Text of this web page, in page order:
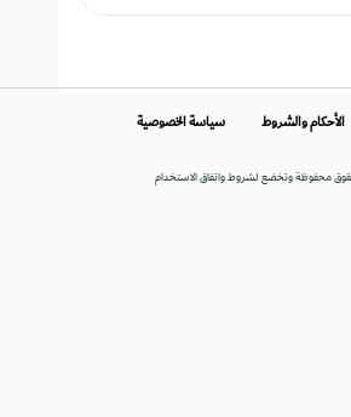
محفوظة وتخضع لشروط واتفاق الاستخدام
الأحكام والشروط سياسة الخصوصية